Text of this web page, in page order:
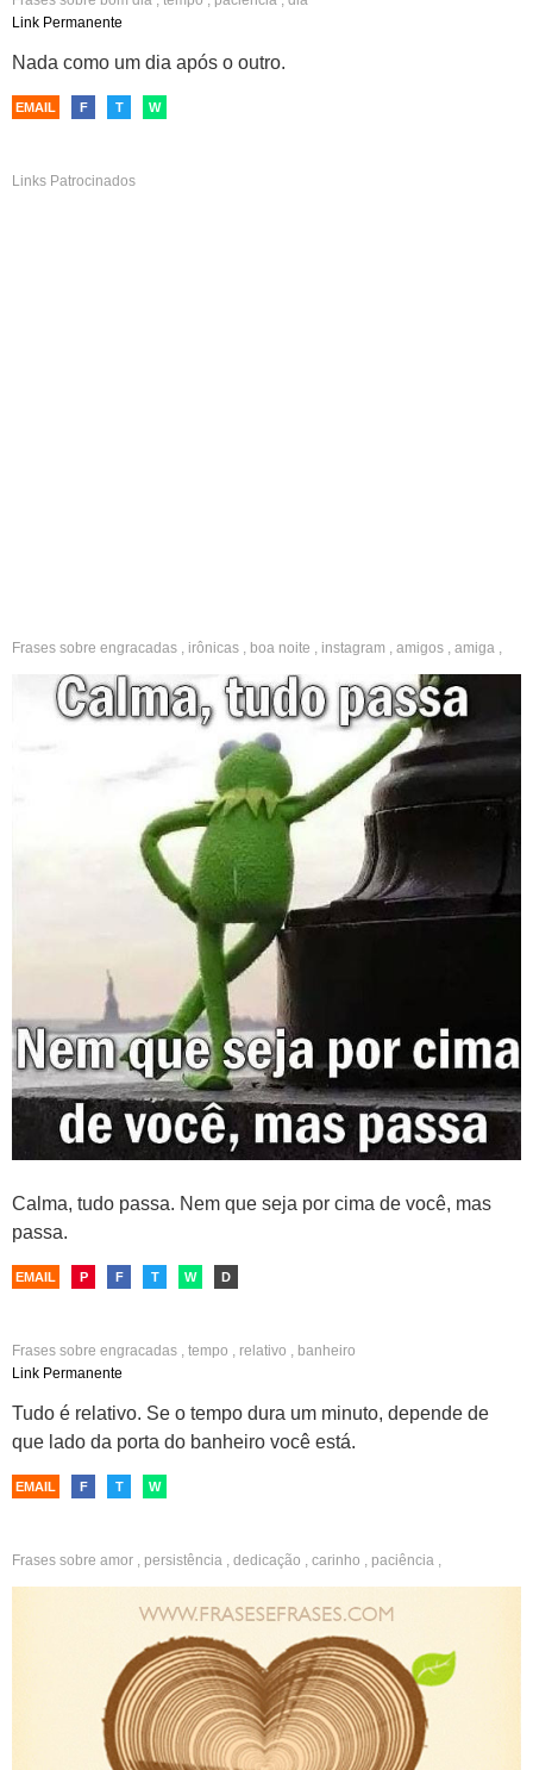
Link Permanente
Nada como um dia após o outro.
EMAIL F T W
Links Patrocinados
Frases sobre engracadas , irônicas , boa noite , instagram , amigos , amiga ,
Calma, tudo passa. Nem que seja por cima de você, mas
passa.
EMAIL P F T W D
Frases sobre engracadas , tempo , relativo , banheiro
Link Permanente
Tudo é relativo. Se o tempo dura um minuto, depende de
que lado da porta do banheiro você está.
EMAIL F T W
Frases sobre amor , persistência , dedicação , carinho , paciência ,